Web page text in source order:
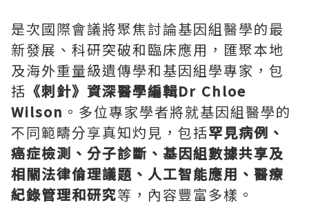
是次國際會議將聚焦討論基因組醫學的最
新發展、科研突破和臨床應用，匯聚本地
及海外重量級遺傳學和基因組學專家，包
括 《刺針》資深醫學編輯Dr Chloe
Wilson 。多位專家學者將就基因組醫學的
不同範疇分享真知灼見，包括罕見病例、
癌症檢測、分子診斷、基因組數據共享及
相關法律倫理議題、人工智能應用、醫療
紀錄管理和研究等，內容豐富多樣。